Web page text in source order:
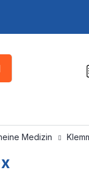
Medizin